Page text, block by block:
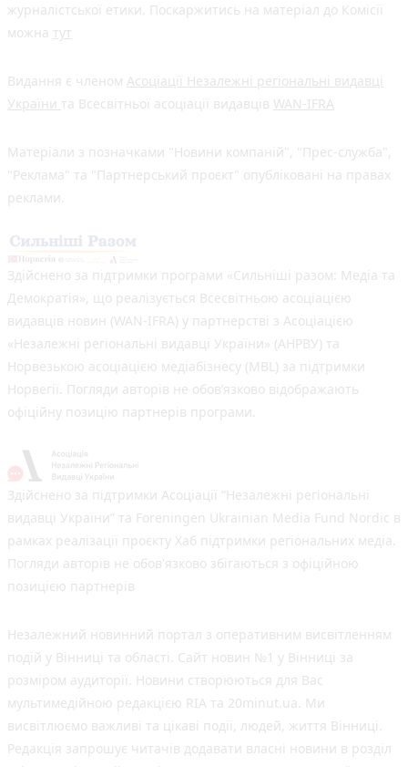
журналістської етики. Поскаржитись на матеріал до Комісії
можна тут
Видання є членом Асоціації Незалежні регіональні видавці
України та Всесвітньої асоціації видавців WAN-IFRA
Матеріали з позначками "Новини компаній", "Прес-служба",
"Реклама" та "Партнерський проєкт" опубліковані на правах
реклами.
Здійснено за підтримки програми «Сильніші разом: Медіа та
Демократія», що реалізується Всесвітньою асоціацією
видавців новин (WAN-IFRA) у партнерстві з Асоціацією
«Незалежні регіональні видавці України» (АНРВУ) та
Норвезькою асоціацією медіабізнесу (MBL) за підтримки
Норвегії. Погляди авторів не обов’язково відображають
офіційну позицію партнерів програми.
Здійснено за підтримки Асоціації “Незалежні регіональні
видавці України” та Foreningen Ukrainian Media Fund Nordic в
рамках реалізації проєкту Хаб підтримки регіональних медіа.
Погляди авторів не обов'язково збігаються з офіційною
позицією партнерів
Незалежний новинний портал з оперативним висвітленням
подій у Вінниці та області. Сайт новин №1 у Вінниці за
розміром аудиторії. Новини створюються для Вас
мультимедійною редакцією RIA та 20minut.ua. Ми
висвітлюємо важливі та цікаві події, людей, життя Вінниці.
Редакція запрошує читачів додавати власні новини в розділ